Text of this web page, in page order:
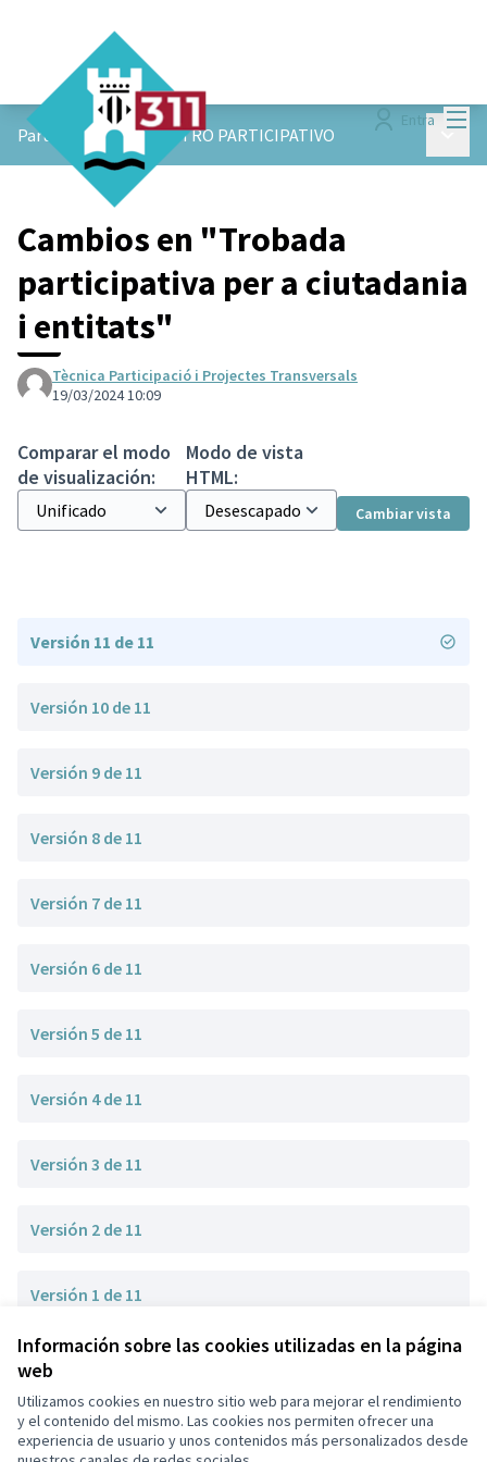
Información sobre las cookies utilizadas en la página
web
Utilizamos cookies en nuestro sitio web para mejorar el rendimiento
y el contenido del mismo. Las cookies nos permiten ofrecer una
experiencia de usuario y unos contenidos más personalizados desde
Entra
ParticiPAM!/ENCUENTRO PARTICIPATIVO
Cambios en "Trobada
participativa per a ciutadania
i entitats"
Tècnica Participació i Projectes Transversals
19/03/2024 10:09
Comparar el modo
de visualización:
Modo de vista
HTML:
Cambiar vista
Versión 11 de 11
Versión 10 de 11
Versión 9 de 11
Versión 8 de 11
Versión 7 de 11
Versión 6 de 11
Versión 5 de 11
Versión 4 de 11
Versión 3 de 11
Versión 2 de 11
Versión 1 de 11
Términos y condiciones de uso
Configuración de cookies
Ayuntamiento de Castelldefels en X
(Enlace externo)
Ayuntamiento de Castelldefels en Facebook
(Enlace externo)
Ayuntamiento de Castelldefels en Instagram
(Enlace externo)
Ayuntamiento de Castelldefels en YouTube
(Enlace externo)
Castellano